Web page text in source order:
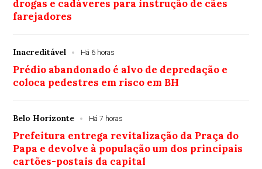
drogas e cadáveres para instrução de cães
farejadores
Inacreditável Há 6 horas
Prédio abandonado é alvo de depredação e
coloca pedestres em risco em BH
Belo Horizonte Há 7 horas
Prefeitura entrega revitalização da Praça do
Papa e devolve à população um dos principais
cartões-postais da capital